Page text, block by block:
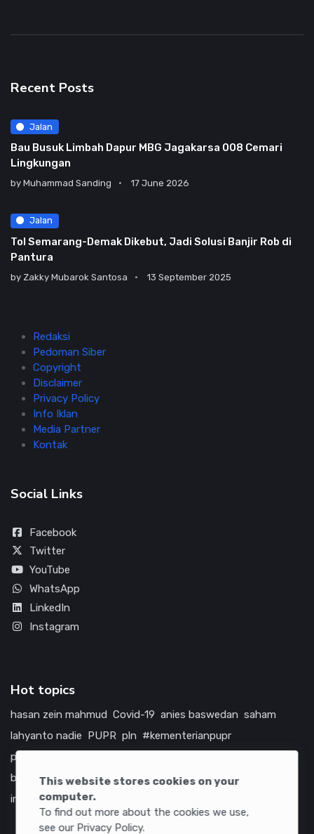
This website stores cookies on your
computer.
To find out more about the cookies we use,
see our Privacy Policy.
Recent Posts
Jalan
Bau Busuk Limbah Dapur MBG Jagakarsa 008 Cemari
Lingkungan
by Muhammad Sanding 17 June 2026
Jalan
Tol Semarang-Demak Dikebut, Jadi Solusi Banjir Rob di
Pantura
by Zakky Mubarok Santosa 13 September 2025
Redaksi
Pedoman Siber
Copyright
Disclaimer
Privacy Policy
Info Iklan
Media Partner
Kontak
Social Links
Facebook
Twitter
YouTube
WhatsApp
LinkedIn
Instagram
Hot topics
hasan zein mahmud Covid-19 anies baswedan saham
lahyanto nadie
PUPR pln #kementerianpupr
prabowo subianto
bumn
jasa marga jtts china tol amerika serikat
infrastruktur